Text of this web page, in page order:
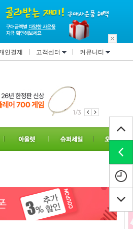
인결제 고객센터 커뮤니티
1/3